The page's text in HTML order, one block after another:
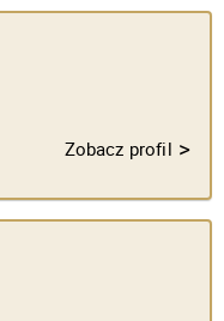
Zobacz profil >